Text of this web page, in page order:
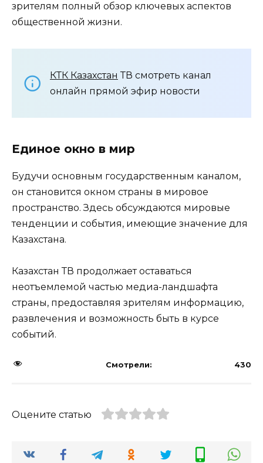
зрителям полный обзор ключевых аспектов
общественной жизни.
КТК Казахстан ТВ смотреть канал
онлайн прямой эфир новости
Единое окно в мир
Будучи основным государственным каналом,
он становится окном страны в мировое
пространство. Здесь обсуждаются мировые
тенденции и события, имеющие значение для
Казахстана.
Казахстан ТВ продолжает оставаться
неотъемлемой частью медиа-ландшафта
страны, предоставляя зрителям информацию,
развлечения и возможность быть в курсе
событий.
Смотрели: 430
Оцените статью